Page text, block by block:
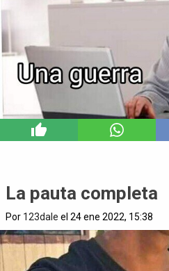
La pauta completa
Por 123dale el 24 ene 2022, 15:38